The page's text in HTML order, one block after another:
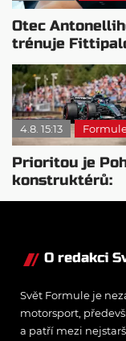
Otec
trénuje
syna: Brazilec
vychvaluje lídra
4.8. 15:13 Formule
Prioritou je
konstruktérů:
Mercedesu je
O redakci
Svět Formule je
motorsport,
a patří mezi